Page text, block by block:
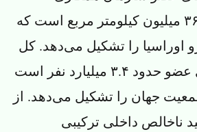
شانگهای بیش از ۳۶ میلیون کیلومتر مربع است که
قلمرو اوراسیا را تشکیل می‌دهد. کل
جمعیت کشورهای عضو حدود ۳.۴ میلیارد نفر است
۴۲٪ از جمعیت جهان را تشکیل می‌دهد. از
ناخالص داخلی ترکیبی